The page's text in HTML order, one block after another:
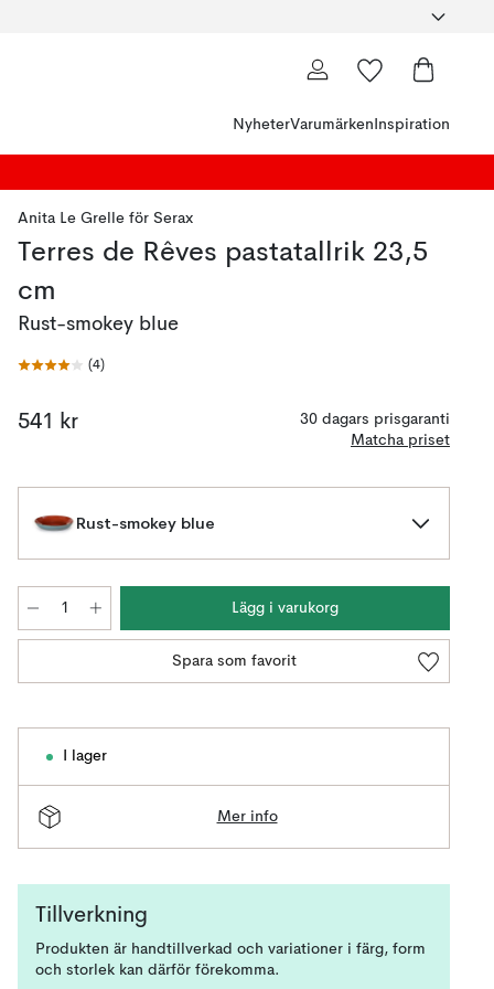
NyheterVarumärken Inspiration
Anita Le Grelle för Serax
Terres de Rêves pastatallrik 23,5
cm
Rust-smokey blue
(4)
541 kr
30 dagars prisgaranti
Matcha priset
Rust-smokey blue
Lägg i varukorg
Spara som favorit
I lager
Mer info
Tillverkning
Produkten är handtillverkad och variationer i färg, form
och storlek kan därför förekomma.